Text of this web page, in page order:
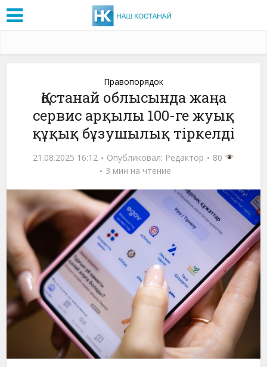
Правопорядок
Қостанай облысында жаңа
сервис арқылы 100-ге жуық
құқық бұзушылық тіркелді
21.08.2025 16:12 Опубликовал: Редактор
80
3 мин на чтение